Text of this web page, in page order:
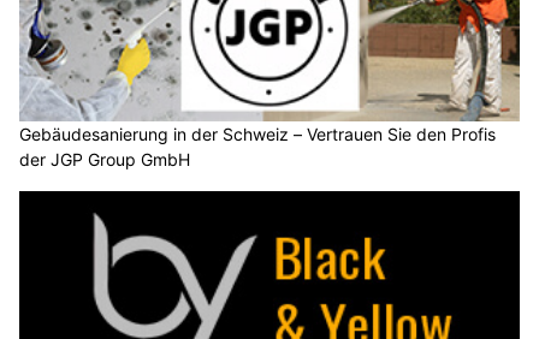
Gebäudesanierung in der Schweiz – Vertrauen Sie den Profis
der JGP Group GmbH